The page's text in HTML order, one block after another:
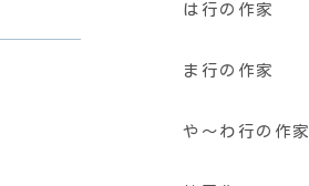
は行の作家
ま行の作家
や〜わ行の作家